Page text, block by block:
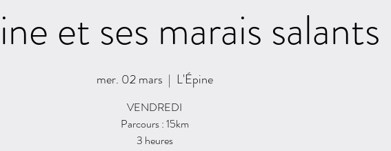
et ses marais salants
mer. 02 mars
  |
L'Épine
VENDREDI
Parcours : 15km
3 heures